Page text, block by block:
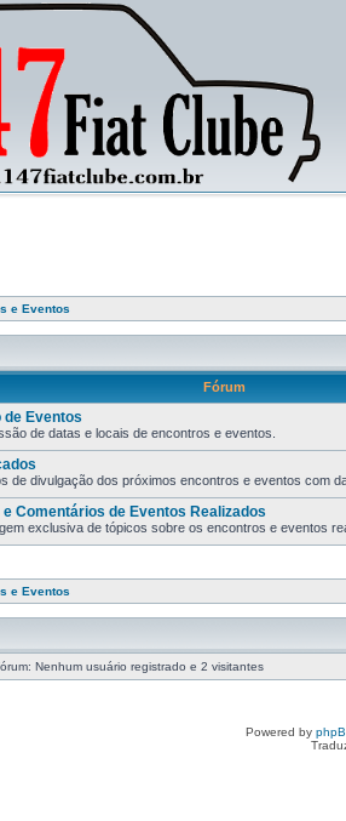
e Eventos
Fórum
de Eventos
de datas e locais de encontros e eventos.
de divulgação dos próximos encontros e eventos com
e Comentários de Eventos Realizados
exclusiva de tópicos sobre os encontros e eventos
e Eventos
Nenhum usuário registrado e 2 visitantes
Powered by